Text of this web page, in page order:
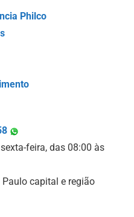
Philco
feira, das 08:00 às
Paulo capital e região